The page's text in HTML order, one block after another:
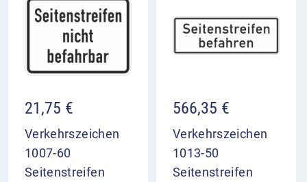
21,75 €
Verkehrszeichen
1007-60
Seitenstreifen
566,35 €
Verkehrszeichen
1013-50
Seitenstreifen